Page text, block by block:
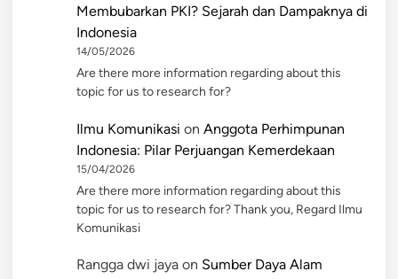
Membubarkan PKI? Sejarah dan Dampaknya di
Indonesia
14/05/2026
Are there more information regarding about this
topic for us to research for?
Ilmu Komunikasi on Anggota Perhimpunan
Indonesia: Pilar Perjuangan Kemerdekaan
15/04/2026
Are there more information regarding about this
topic for us to research for? Thank you, Regard Ilmu
Komunikasi
Rangga dwi jaya on Sumber Daya Alam